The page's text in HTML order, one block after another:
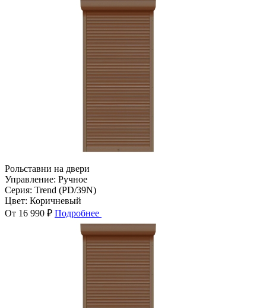
Рольставни на двери
Управление: Ручное
Серия: Trend (PD/39N)
Цвет: Коричневый
От 16 990 ₽ Подробнее